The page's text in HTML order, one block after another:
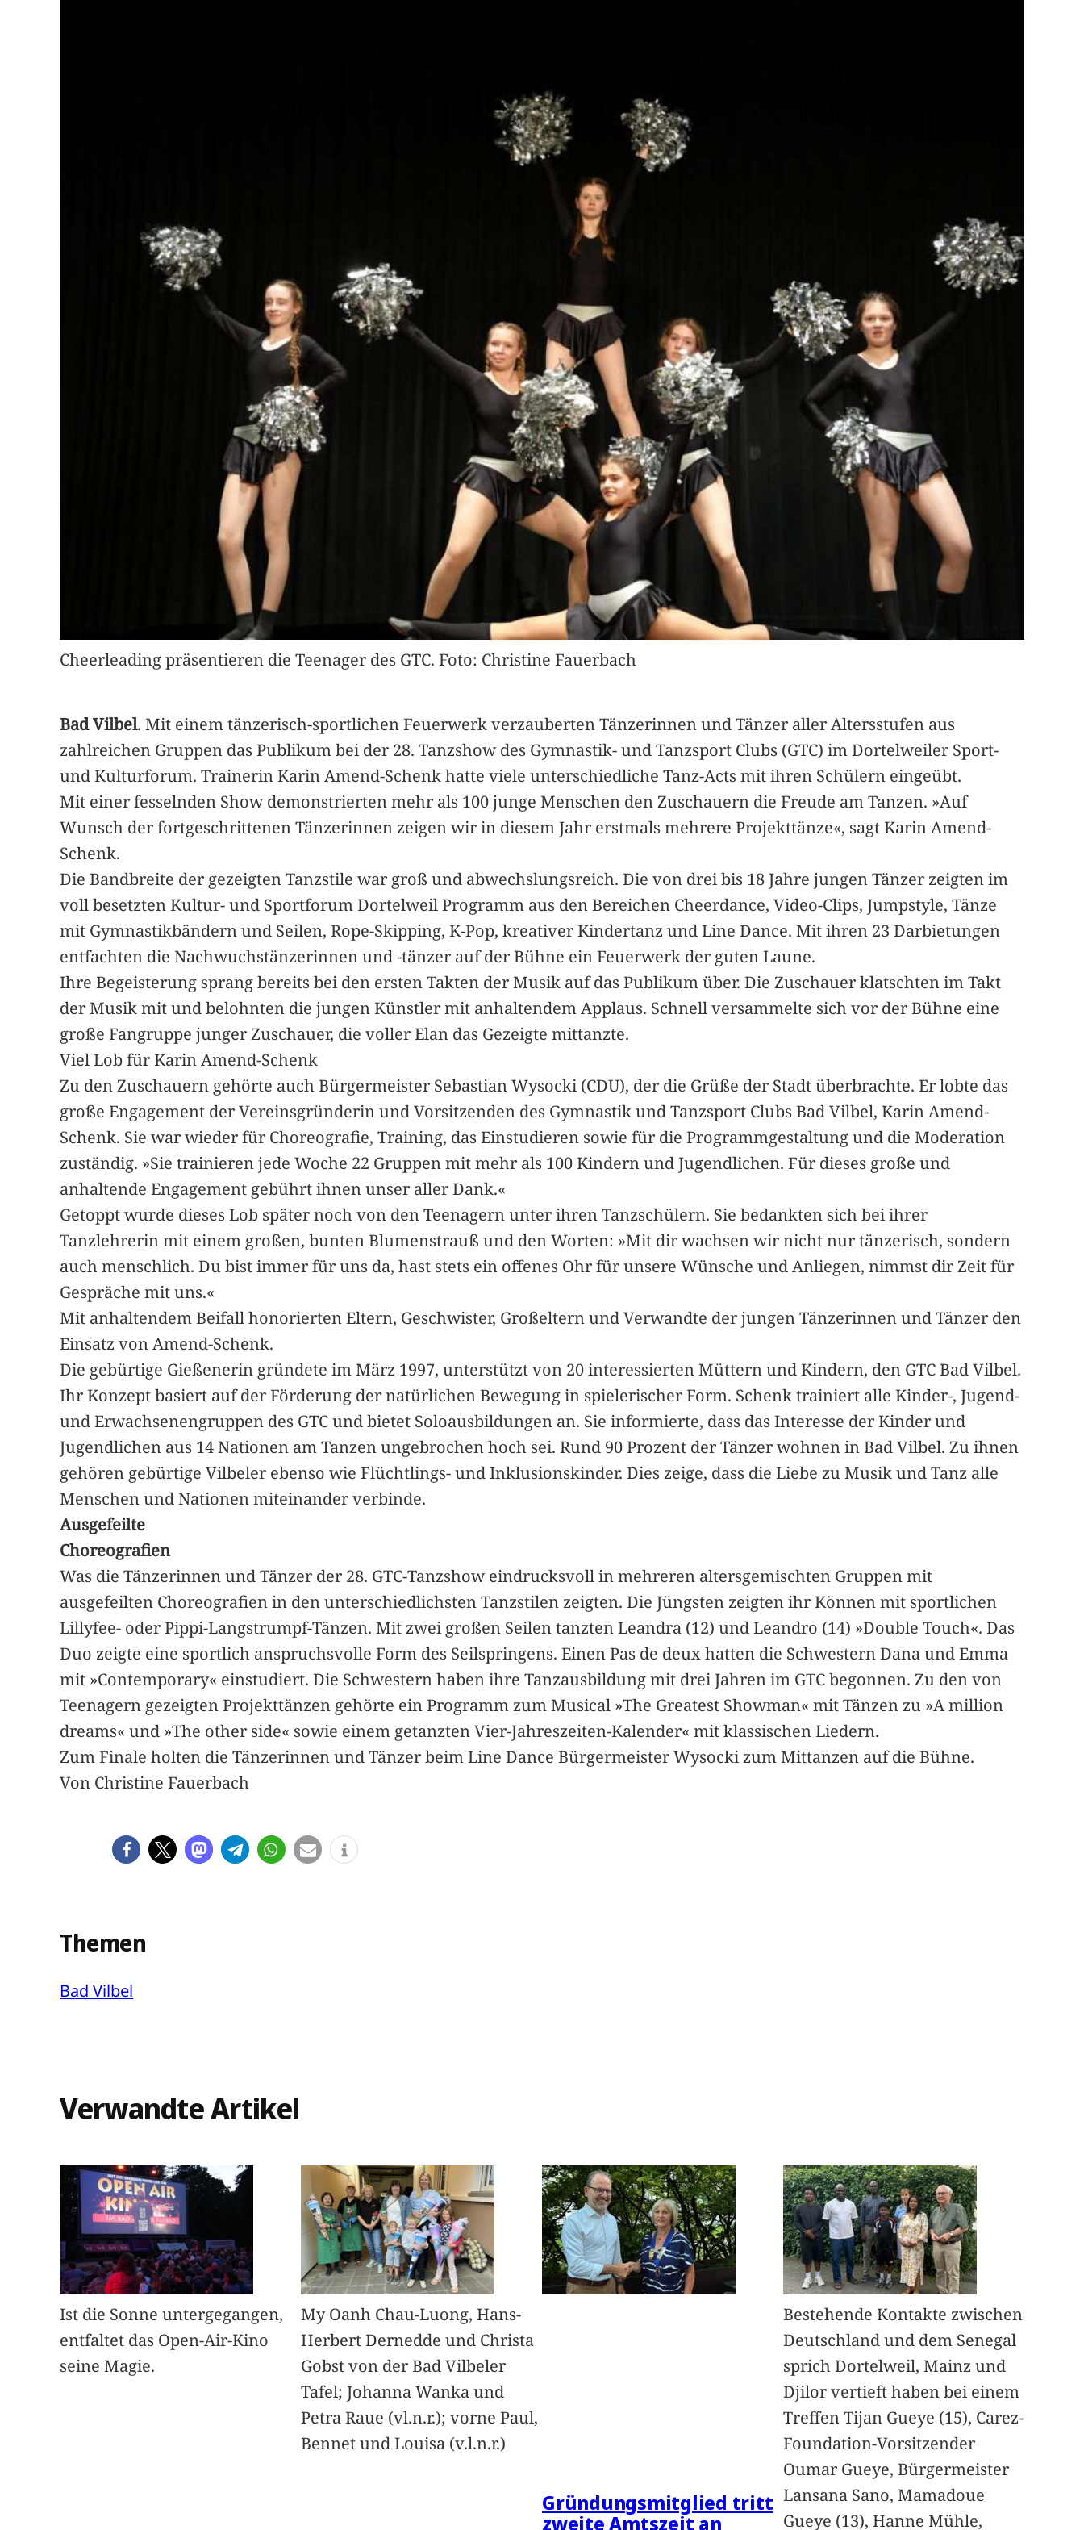
Cheerleading präsentieren die Teenager des GTC. Foto: Christine Fauerbach
Bad Vilbel. Mit einem tänzerisch-sportlichen Feuerwerk verzauberten Tänzerinnen und Tänzer aller Altersstufen aus
zahlreichen Gruppen das Publikum bei der 28. Tanzshow des Gymnastik- und Tanzsport Clubs (GTC) im Dortelweiler Sport-
und Kulturforum. Trainerin Karin Amend-Schenk hatte viele unterschiedliche Tanz-Acts mit ihren Schülern eingeübt.
Mit einer fesselnden Show demonstrierten mehr als 100 junge Menschen den Zuschauern die Freude am Tanzen. »Auf
Wunsch der fortgeschrittenen Tänzerinnen zeigen wir in diesem Jahr erstmals mehrere Projekttänze«, sagt Karin Amend-
Schenk.
Die Bandbreite der gezeigten Tanzstile war groß und abwechslungsreich. Die von drei bis 18 Jahre jungen Tänzer zeigten im
voll besetzten Kultur- und Sportforum Dortelweil Programm aus den Bereichen Cheerdance, Video-Clips, Jumpstyle, Tänze
mit Gymnastikbändern und Seilen, Rope-Skipping, K-Pop, kreativer Kindertanz und Line Dance. Mit ihren 23 Darbietungen
entfachten die Nachwuchstänzerinnen und -tänzer auf der Bühne ein Feuerwerk der guten Laune.
Ihre Begeisterung sprang bereits bei den ersten Takten der Musik auf das Publikum über. Die Zuschauer klatschten im Takt
der Musik mit und belohnten die jungen Künstler mit anhaltendem Applaus. Schnell versammelte sich vor der Bühne eine
große Fangruppe junger Zuschauer, die voller Elan das Gezeigte mittanzte.
Viel Lob für Karin Amend-Schenk
Zu den Zuschauern gehörte auch Bürgermeister Sebastian Wysocki (CDU), der die Grüße der Stadt überbrachte. Er lobte das
große Engagement der Vereinsgründerin und Vorsitzenden des Gymnastik und Tanzsport Clubs Bad Vilbel, Karin Amend-
Schenk. Sie war wieder für Choreografie, Training, das Einstudieren sowie für die Programmgestaltung und die Moderation
zuständig. »Sie trainieren jede Woche 22 Gruppen mit mehr als 100 Kindern und Jugendlichen. Für dieses große und
anhaltende Engagement gebührt ihnen unser aller Dank.«
Getoppt wurde dieses Lob später noch von den Teenagern unter ihren Tanzschülern. Sie bedankten sich bei ihrer
Tanzlehrerin mit einem großen, bunten Blumenstrauß und den Worten: »Mit dir wachsen wir nicht nur tänzerisch, sondern
auch menschlich. Du bist immer für uns da, hast stets ein offenes Ohr für unsere Wünsche und Anliegen, nimmst dir Zeit für
Gespräche mit uns.«
Mit anhaltendem Beifall honorierten Eltern, Geschwister, Großeltern und Verwandte der jungen Tänzerinnen und Tänzer den
Einsatz von Amend-Schenk.
Die gebürtige Gießenerin gründete im März 1997, unterstützt von 20 interessierten Müttern und Kindern, den GTC Bad Vilbel.
Ihr Konzept basiert auf der Förderung der natürlichen Bewegung in spielerischer Form. Schenk trainiert alle Kinder-, Jugend-
und Erwachsenengruppen des GTC und bietet Soloausbildungen an. Sie informierte, dass das Interesse der Kinder und
Jugendlichen aus 14 Nationen am Tanzen ungebrochen hoch sei. Rund 90 Prozent der Tänzer wohnen in Bad Vilbel. Zu ihnen
gehören gebürtige Vilbeler ebenso wie Flüchtlings- und Inklusionskinder. Dies zeige, dass die Liebe zu Musik und Tanz alle
Menschen und Nationen miteinander verbinde.
Ausgefeilte
Choreografien
Was die Tänzerinnen und Tänzer der 28. GTC-Tanzshow eindrucksvoll in mehreren altersgemischten Gruppen mit
ausgefeilten Choreografien in den unterschiedlichsten Tanzstilen zeigten. Die Jüngsten zeigten ihr Können mit sportlichen
Lillyfee- oder Pippi-Langstrumpf-Tänzen. Mit zwei großen Seilen tanzten Leandra (12) und Leandro (14) »Double Touch«. Das
Duo zeigte eine sportlich anspruchsvolle Form des Seilspringens. Einen Pas de deux hatten die Schwestern Dana und Emma
mit »Contemporary« einstudiert. Die Schwestern haben ihre Tanzausbildung mit drei Jahren im GTC begonnen. Zu den von
Teenagern gezeigten Projekttänzen gehörte ein Programm zum Musical »The Greatest Showman« mit Tänzen zu »A million
dreams« und »The other side« sowie einem getanzten Vier-Jahreszeiten-Kalender« mit klassischen Liedern.
Zum Finale holten die Tänzerinnen und Tänzer beim Line Dance Bürgermeister Wysocki zum Mittanzen auf die Bühne.
Von Christine Fauerbach
Themen
Bad Vilbel
Verwandte Artikel
Ist die Sonne untergegangen,
entfaltet das Open-Air-Kino
seine Magie.
My Oanh Chau-Luong, Hans-
Herbert Dernedde und Christa
Gobst von der Bad Vilbeler
Tafel; Johanna Wanka und
Petra Raue (vl.n.r.); vorne Paul,
Bennet und Louisa (v.l.n.r.)
Gründungsmitglied tritt
zweite Amtszeit an
Bestehende Kontakte zwischen
Deutschland und dem Senegal
sprich Dortelweil, Mainz und
Djilor vertieft haben bei einem
Treffen Tijan Gueye (15), Carez-
Foundation-Vorsitzender
Oumar Gueye, Bürgermeister
Lansana Sano, Mamadoue
Gueye (13), Hanne Mühle,